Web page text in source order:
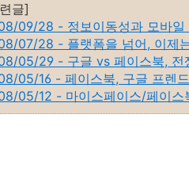
글]
09/28 - 정보이동성과 모바일
07/28 - 플랫폼을 넘어, 이제
05/29 - 구글 vs 페이스북, 전
05/16 - 페이스북, 구글 프렌
05/12 - 마이스페이스/페이스